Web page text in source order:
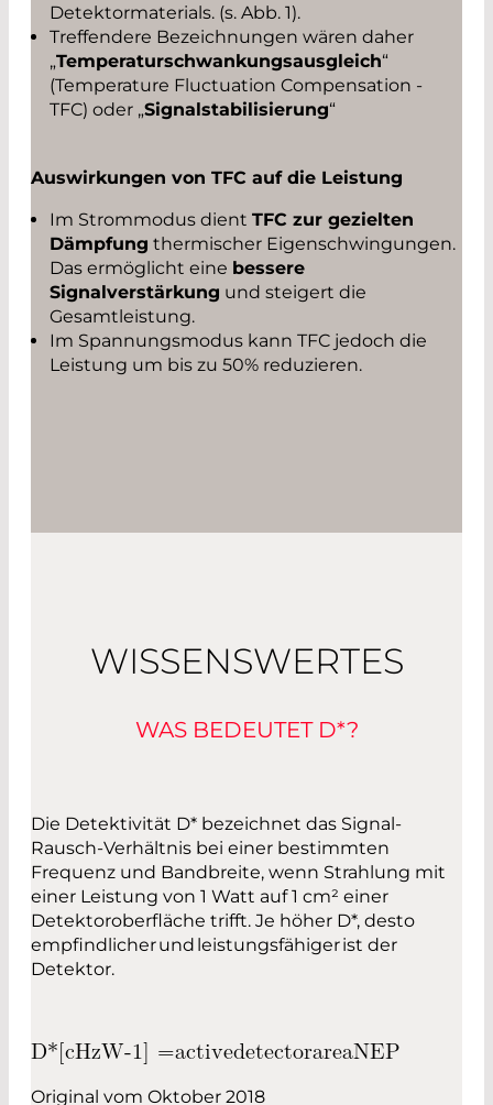
Detektormaterials. (s. Abb. 1).
Treffendere Bezeichnungen wären daher
„Temperaturschwankungsausgleich“
(Temperature Fluctuation Compensation -
TFC) oder „Signalstabilisierung“
Auswirkungen von TFC auf die Leistung
Im Strommodus dient TFC zur gezielten
Dämpfung thermischer Eigenschwingungen.
Das ermöglicht eine bessere
Signalverstärkung und steigert die
Gesamtleistung.
Im Spannungsmodus kann TFC jedoch die
Leistung um bis zu 50% reduzieren.
WISSENSWERTES
WAS BEDEUTET D*?
Die Detektivität D* bezeichnet das Signal-
Rausch-Verhältnis bei einer bestimmten
Frequenz und Bandbreite, wenn Strahlung mit
einer Leistung von 1 Watt auf 1 cm² einer
Detektoroberfläche trifft. Je höher D*, desto
empfindlicher und leistungsfähiger ist der
Detektor.
D* cHzW-1 ] =activedetectorareaNEP
Original vom Oktober 2018